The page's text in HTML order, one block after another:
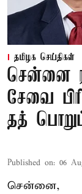
தமிழக செய்திகள்
சென்னை
சேவை
தத்
Published on: 06
சென்னை,